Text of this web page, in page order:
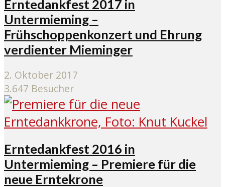
Erntedankfest 2017 in
Untermieming –
Frühschoppenkonzert und Ehrung
verdienter Mieminger
2. Oktober 2017
3.647 Besucher
Erntedankfest 2016 in
Untermieming – Premiere für die
neue Erntekrone